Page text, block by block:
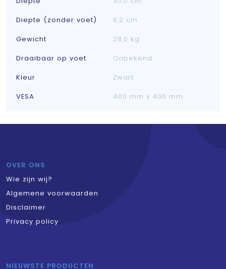
Diepte (zonder voet)
6,2 cm
Gewicht
28,0 kg
Draaibaar op voet
Onbekend
Kleur
Zwart
VESA
400 mm x 400 mm
OVER ONS
Wie zijn wij?
Algemene voorwaarden
Disclaimer
Privacy policy
NIEUWSTE PRODUCTEN